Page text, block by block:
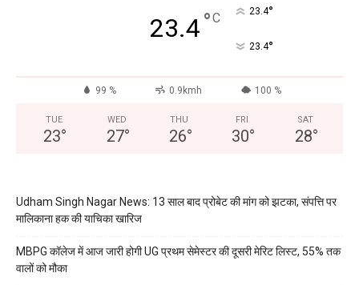
23.4°C 23.4°
23.4°
99 % 0.9kmh 100 %
TUE
23°
WED
27°
THU
26°
FRI
30°
SAT
28°
Udham Singh Nagar News: 13 साल बाद प्रोबेट की मांग को झटका, संपत्ति पर
मालिकाना हक की याचिका खारिज
MBPG कॉलेज में आज जारी होगी UG प्रथम सेमेस्टर की दूसरी मेरिट लिस्ट, 55% तक
वालों को मौका